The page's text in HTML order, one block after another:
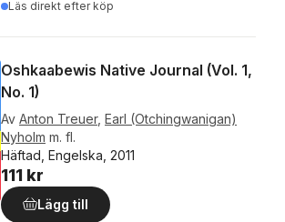
Läs direkt efter köp
Oshkaabewis Native Journal (Vol. 1,
No. 1)
Av Anton Treuer, Earl (Otchingwanigan)
Nyholm m. fl.
Häftad, Engelska, 2011
111 kr
Lägg till